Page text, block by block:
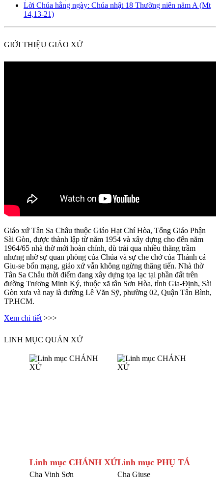
Lời Chúa hằng ngày: Chúa nhật 18 Thường niên năm A (Mt
14,13-21)
GIỚI THIỆU GIÁO XỨ
Giáo xứ Tân Sa Châu thuộc Giáo Hạt Chí Hòa, Tổng Giáo Phận
Sài Gòn, được thành lập từ năm 1954 và xây dựng cho đến năm
1964/65 nhà thờ mới hoàn chỉnh, dù trải qua nhiều thăng trầm
nhưng nhờ sự quan phòng của Chúa và sự che chở của Thánh cả
Giu-se bổn mạng, giáo xứ vẫn không ngừng thăng tiến. Nhà thờ
Tân Sa Châu thời điểm đang xây dựng tọa lạc tại phần đất trên
đường Trương Minh Ký, thuộc xã tân Sơn Hòa, tỉnh Gia-Định, Sài
Gòn xưa và nay là đường Lê Văn Sỹ, phường 02, Quận Tân Bình,
TP.HCM.
Xem chi tiết>>>
LINH MỤC QUẢN XỨ
Linh mục CHÁNH XỨ
Cha Vinh Sơn
Linh mục PHỤ TÁ
Cha Giuse